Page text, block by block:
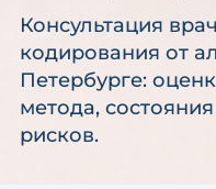
Консультация
кодирования от
Петербурге:
метода,
рисков.